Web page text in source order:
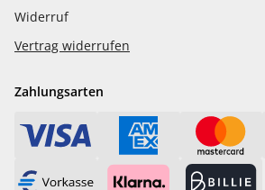
Widerruf
Vertrag widerrufen
Zahlungsarten